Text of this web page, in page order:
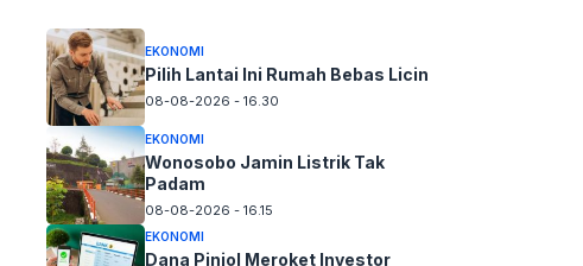
EKONOMI
Pilih Lantai Ini Rumah Bebas Licin
08-08-2026 - 16.30
EKONOMI
Wonosobo Jamin Listrik Tak
Padam
08-08-2026 - 16.15
EKONOMI
Dana Pinjol Meroket Investor